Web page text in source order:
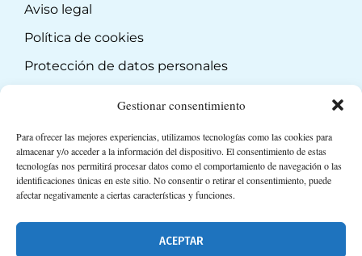
Gestionar consentimiento
Para ofrecer las mejores experiencias, utilizamos tecnologías como las cookies para
almacenar y/o acceder a la información del dispositivo. El consentimiento de estas
tecnologías nos permitirá procesar datos como el comportamiento de navegación o las
identificaciones únicas en este sitio. No consentir o retirar el consentimiento, puede
afectar negativamente a ciertas características y funciones.
ACEPTAR
Aviso legal
Política de cookies
Protección de datos personales